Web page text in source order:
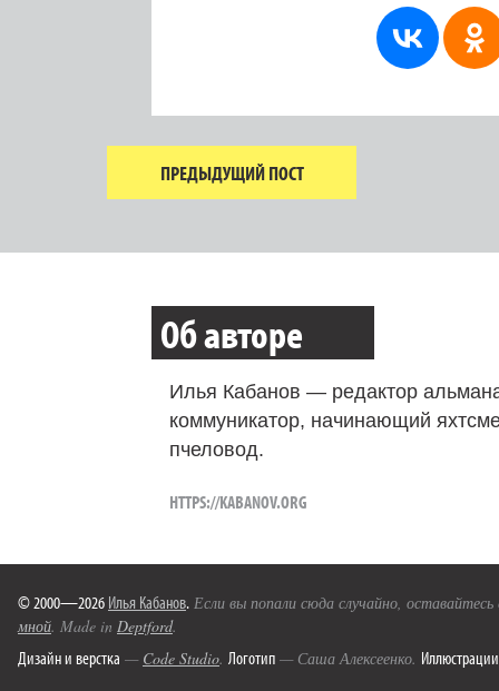
ПРЕДЫДУЩИЙ ПОСТ
Об авторе
Илья Кабанов — редактор
коммуникатор, начинающий
пчеловод.
HTTPS://KABANOV.ORG
© 2000—2026 Илья Кабанов. Если вы попали сюда случайно,
мной. Made in Deptford.
Дизайн и верстка — Code Studio. Логотип — Саша Алексеенко. Иллюстрации